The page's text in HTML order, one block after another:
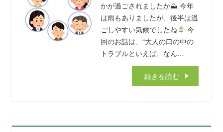
かが過ごされましたか⛰ 今年
は雨もありましたが、後半は過
ごしやすい気候でしたね
今
回のお話は、“大人の口の中の
トラブルといえば、なん…
続きを読む